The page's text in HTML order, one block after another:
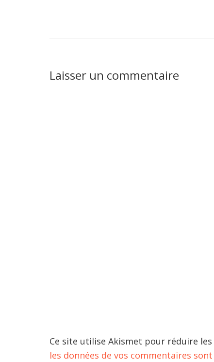
Interactions
Laisser un commentaire
Ce site utilise Akismet pour réduire
les données de vos commentaires